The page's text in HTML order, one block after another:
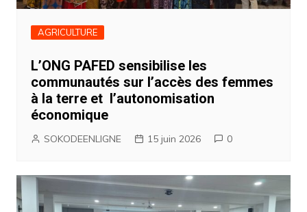
AGRICULTURE
L’ONG PAFED sensibilise les
communautés sur l’accès des femmes
à la terre et l’autonomisation
économique
SOKODEENLIGNE 15 juin 2026 0